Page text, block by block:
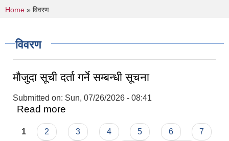
You are here
Home » विवरण
विवरण
माैजुदा सूची दर्ता गर्ने सम्बन्धी सूचना
Submitted on: Sun, 07/26/2026 - 08:41
Read more
Pages
1 2 3 4 5 6
7